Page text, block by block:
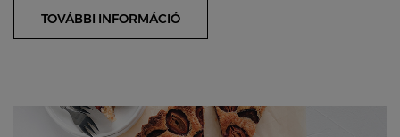
TOVÁBBI INFORMÁCIÓ